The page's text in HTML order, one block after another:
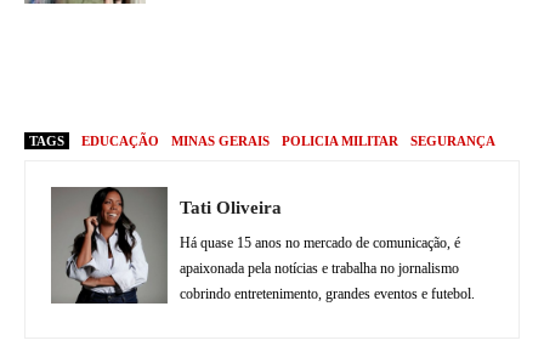
TAGS EDUCAÇÃO MINAS GERAIS POLICIA MILITAR SEGURANÇA
Tati Oliveira
Há quase 15 anos no mercado de comunicação, é
apaixonada pela notícias e trabalha no jornalismo
cobrindo entretenimento, grandes eventos e futebol.